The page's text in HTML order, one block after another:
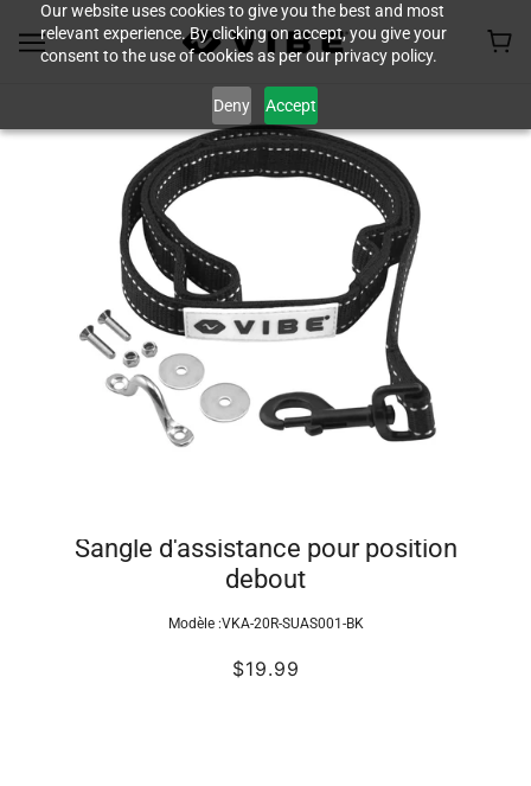
Our website uses cookies to give you the best and most
relevant experience. By clicking on accept, you give your
consent to the use of cookies as per our privacy policy.
Deny Accept
Sangle d'assistance pour position
debout
Modèle :VKA-20R-SUAS001-BK
$19.99